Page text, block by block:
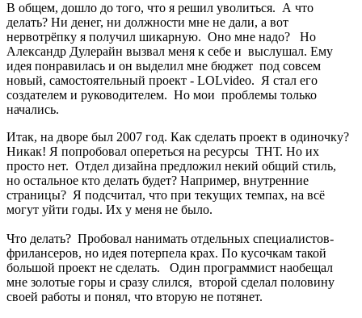
В общем, дошло до того, что я решил уволиться. А что
делать? Ни денег, ни должности мне не дали, а вот
нервотрёпку я получил шикарную. Оно мне надо? Но
Александр Дулерайн вызвал меня к себе и выслушал. Ему
идея понравилась и он выделил мне бюджет под совсем
новый, самостоятельный проект - LOLvideo. Я стал его
создателем и руководителем. Но мои проблемы только
начались.
Итак, на дворе был 2007 год. Как сделать проект в одиночку?
Никак! Я попробовал опереться на ресурсы ТНТ. Но их
просто нет. Отдел дизайна предложил некий общий стиль,
но остальное кто делать будет? Например, внутренние
страницы? Я подсчитал, что при текущих темпах, на всё
могут уйти годы. Их у меня не было.
Что делать? Пробовал нанимать отдельных специалистов-
фрилансеров, но идея потерпела крах. По кусочкам такой
большой проект не сделать. Один программист наобещал
мне золотые горы и сразу слился, второй сделал половину
своей работы и понял, что вторую не потянет.